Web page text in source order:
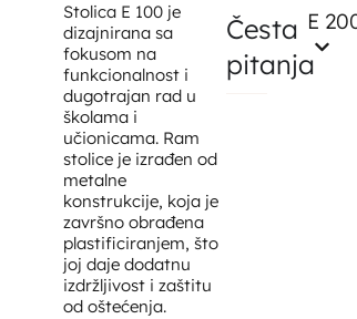
Stolica E 100 je
dizajnirana sa
fokusom na
funkcionalnost i
dugotrajan rad u
školama i
učionicama. Ram
stolice je izrađen od
metalne
konstrukcije, koja je
završno obrađena
plastificiranjem, što
joj daje dodatnu
izdržljivost i zaštitu
od oštećenja.
Česta
pitanja
E